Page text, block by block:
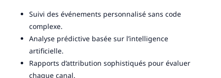
Suivi des événements personnalisé sans code
complexe.
Analyse prédictive basée sur l’intelligence
artificielle.
Rapports d’attribution sophistiqués pour évaluer
chaque canal.